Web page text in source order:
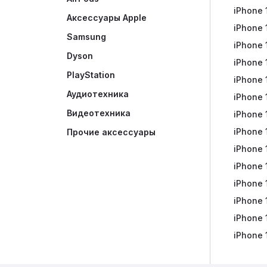
Аксессуары Apple
Dyson
PlayStation
Аудиотехника
Видеотехника
Прочие аксессуары
Samsung
iPhone
iPhone
iPhone
iPhone
iPhone
iPhone
iPhone
iPhone
iPhone
iPhone
iPhone
iPhone
iPhone
iPhone
Watch
Watch
EarPods
Galaxy
Galaxy
Galaxy
Galaxy
Galaxy
Яндекс
Яндекс
Яндекс